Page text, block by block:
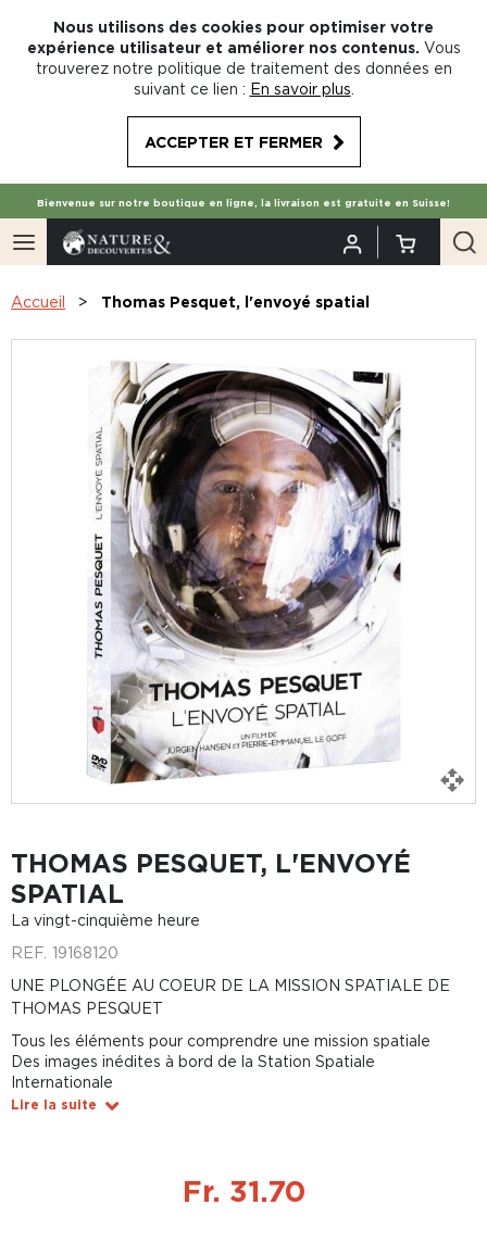
Nous utilisons des cookies pour optimiser votre
expérience utilisateur et améliorer nos contenus. Vous
trouverez notre politique de traitement des données en
suivant ce lien : En savoir plus
ACCEPTER ET FERMER
Bienvenue sur notre boutique en ligne, la livraison est gratuite en Suisse!
Accueil Thomas Pesquet, l'envoyé spatial
THOMAS PESQUET, L'ENVOYÉ
SPATIAL
La vingt-cinquième heure
REF. 19168120
UNE PLONGÉE AU COEUR DE LA MISSION SPATIALE DE
THOMAS PESQUET
Tous les éléments pour comprendre une mission spatiale
Des images inédites à bord de la Station Spatiale
Internationale
Lire la suite
Fr. 31.70